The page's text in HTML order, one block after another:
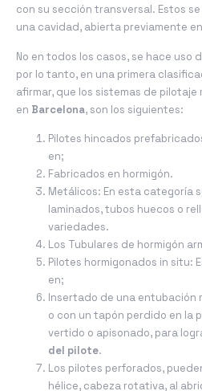
con su sección transversal. Estos
una cavidad, abierta previamente
No en todos los casos, se hace uso
por lo tanto, en una primera
afirmar, que los sistemas de
en Barcelona, son los siguientes:
Pilotes hincados
en;
Fabricados en hormigón.
Metálicos: En esta categoría
laminados, tubos huecos o
variedades.
Los Tubulares de hormigón
Pilotes hormigonados in situ:
en;
Insertado de una entubación
o con un tapón perdido en la
vertido o apisonado, para
del pilote.
Los pilotes perforados,
hélice, cabeza rotativa, al